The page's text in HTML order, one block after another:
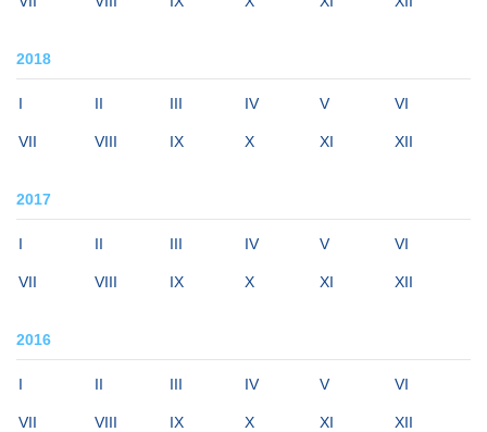
2018
I II III IV V VI
VII VIII IX X XI XII
2017
I II III IV V VI
VII VIII IX X XI XII
2016
I II III IV V VI
VII VIII IX X XI XII